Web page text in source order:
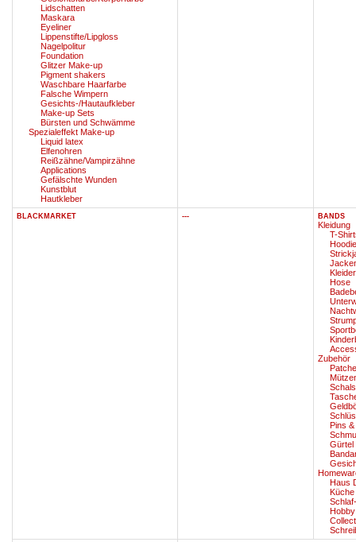
Lidschatten
Maskara
Eyeliner
Lippenstifte/Lipgloss
Nagelpolitur
Foundation
Glitzer Make-up
Pigment shakers
Waschbare Haarfarbe
Falsche Wimpern
Gesichts-/Hautaufkleber
Make-up Sets
Bürsten und Schwämme
Spezialeffekt Make-up
Liquid latex
Elfenohren
Reißzähne/Vampirzähne
Applications
Gefälschte Wunden
Kunstblut
Hautkleber
BLACKMARKET --- BANDS
Kleidung
T-
Hose
Zubehör
Pins
Gürtel
Haus
Küche
Hobby